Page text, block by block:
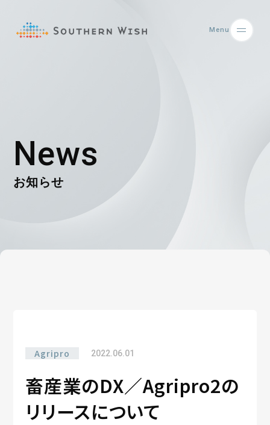
Menu
News
お知らせ
Agripro 2022.06.01
畜産業のDX／Agripro2の
リリースについて